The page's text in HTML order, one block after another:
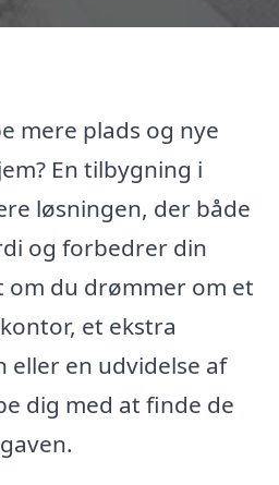
mere plads og nye
En tilbygning i
løsningen, der både
og forbedrer din
om du drømmer om et
et ekstra
en udvidelse af
dig med at finde de